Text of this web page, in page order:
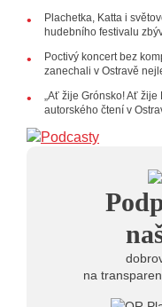
22.07.2026
roku jsme
20:09
Na Novou
Frýdku-Místku
herec Dušan Urban
20.07.2026
Štěrkovna
nabídne Krhuta i
Plachetka, Katta i
hudebního festivalu
Poctivý koncert bez
zanechali v Ostravě
„Ať žije Grónsko! Ať žije
autorského čtení v
na